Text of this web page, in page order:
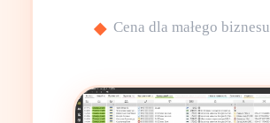
Cena dla małego biznesu